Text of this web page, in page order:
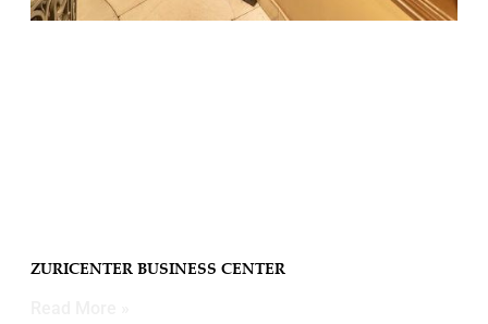
ZURICENTER BUSINESS CENTER